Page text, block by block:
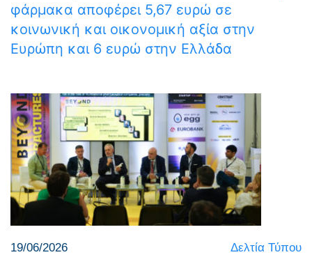
φάρμακα αποφέρει 5,67 ευρώ σε
κοινωνική και οικονομική αξία στην
Ευρώπη και 6 ευρώ στην Ελλάδα
19/06/2026 Δελτία Τύπου